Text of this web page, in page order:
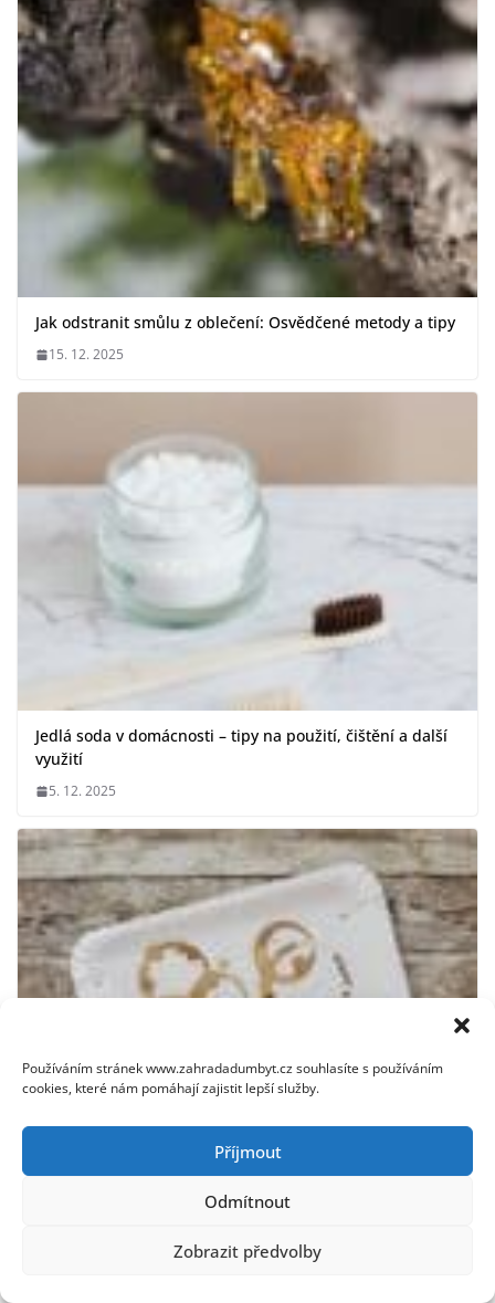
Používáním stránek www.zahradadumbyt.cz souhlasíte s používáním
cookies, které nám pomáhají zajistit lepší služby.
Příjmout
Odmítnout
Zobrazit předvolby
Jak odstranit smůlu z oblečení: Osvědčené metody a tipy
15. 12. 2025
Jedlá soda v domácnosti – tipy na použití, čištění a další
využití
5. 12. 2025
Jak odstranit skvrny od kafe z různých povrchů: Efektivní